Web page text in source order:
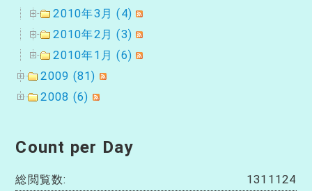
2010年3月 (4)
2010年2月 (3)
2010年1月 (6)
2009 (81)
2008 (6)
Count per Day
1311124
総閲覧数: